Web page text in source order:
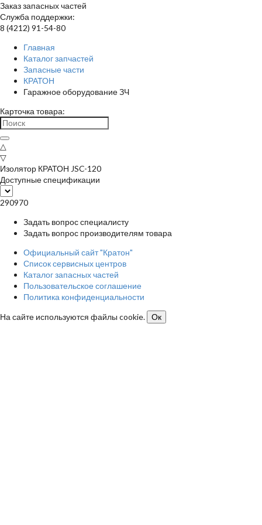
Заказ запасных частей
Служба поддержки:
8 (4212) 91-54-80
Главная
Каталог запчастей
Запасные части
КРАТОН
Гаражное оборудование ЗЧ
Карточка товара:
△
▽
Изолятор КРАТОН JSC-120
Доступные спецификации
290970
Задать вопрос специалисту
Задать вопрос производителям товара
Официальный сайт "Кратон"
Список сервисных центров
Каталог запасных частей
Пользовательское соглашение
Политика конфиденциальности
На сайте используются файлы cookie.
Ок